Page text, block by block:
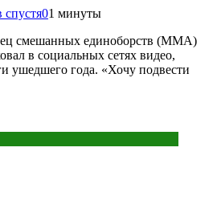
спустя01 минуты
смешанных единоборств (ММА)
в социальных сетях видео,
ушедшего года. «Хочу подвести